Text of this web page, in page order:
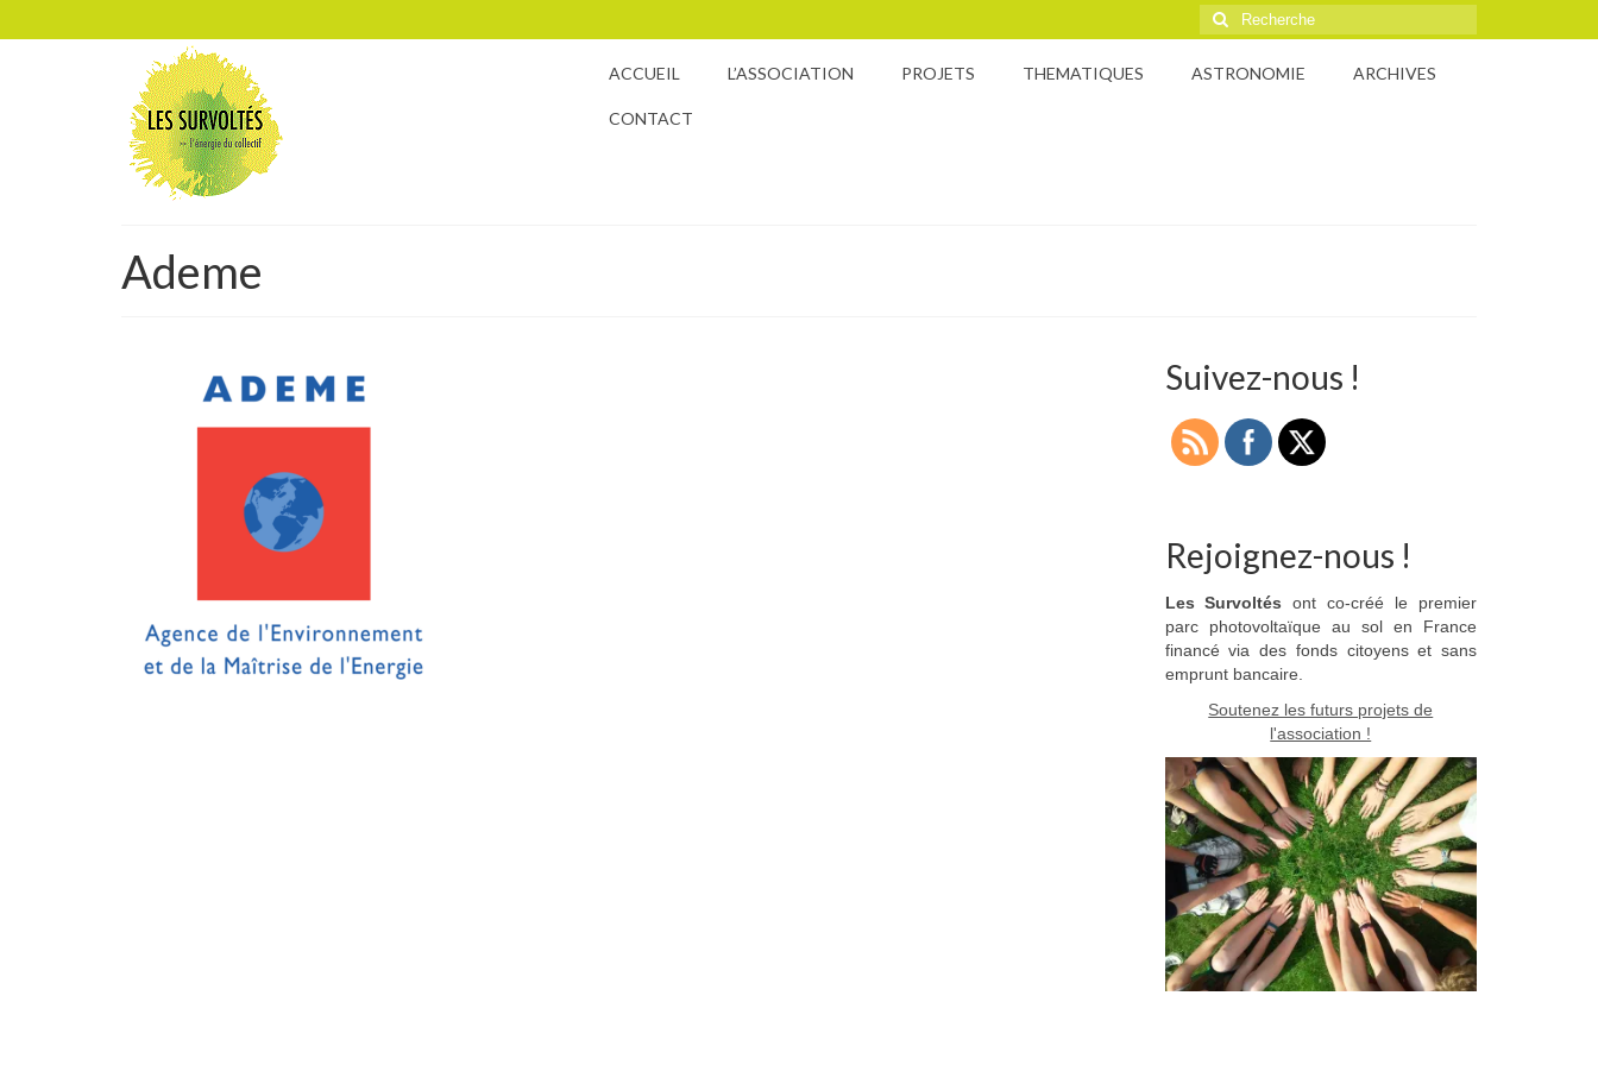
Rechercher
:
ACCUEIL L’ASSOCIATION PROJETS THEMATIQUES ASTRONOMIE ARCHIVES
CONTACT
Ademe
Suivez-nous !
Rejoignez-nous !
Les Survoltés ont co-créé le premier
parc photovoltaïque au sol en France
financé via des fonds citoyens et sans
emprunt bancaire.
Soutenez les futurs projets de
l'association !